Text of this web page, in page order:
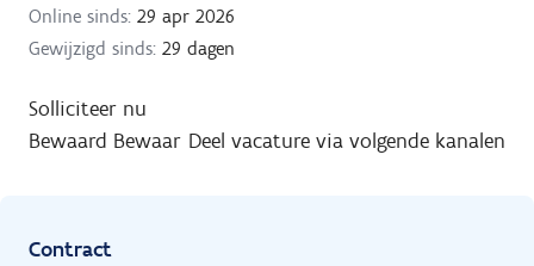
Online sinds: 29 apr 2026
Gewijzigd sinds: 29 dagen
Solliciteer nu
Bewaard Bewaar Deel vacature via volgende kanalen
Contract